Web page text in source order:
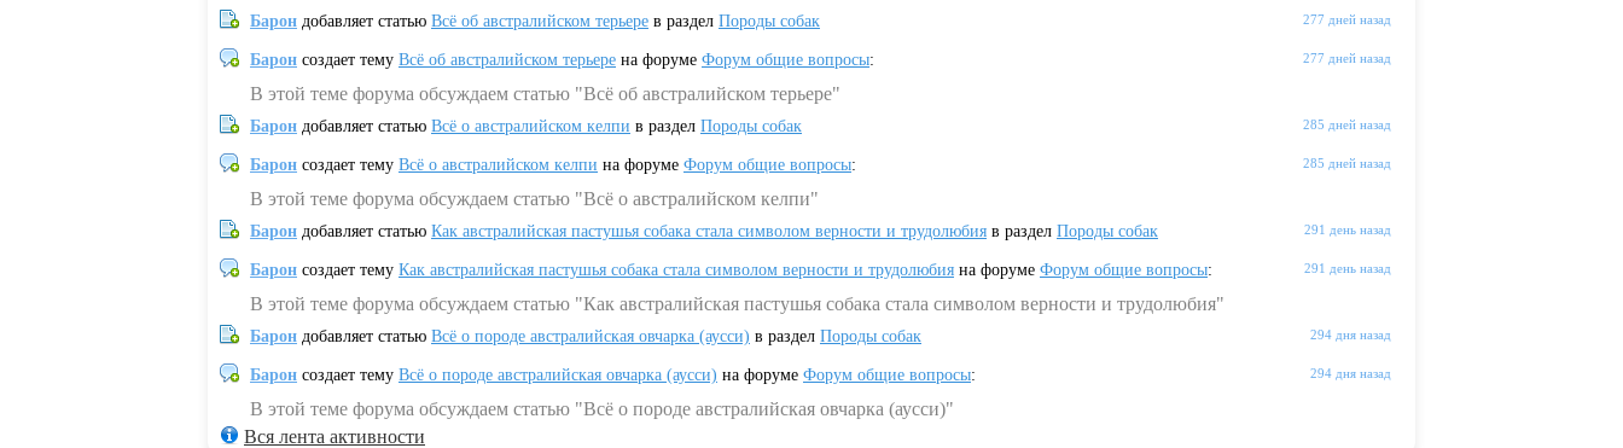
277 дней назад
Барон добавляет статью Всё об австралийском терьере в раздел Породы собак
277 дней назад
Барон создает тему Всё об австралийском терьере на форуме Форум общие вопросы:
В этой теме форума обсуждаем статью "Всё об австралийском терьере"
285 дней назад
Барон добавляет статью Всё о австралийском келпи в раздел Породы собак
285 дней назад
Барон создает тему Всё о австралийском келпи на форуме Форум общие вопросы:
В этой теме форума обсуждаем статью "Всё о австралийском келпи"
291 день назад
Барон добавляет статью Как австралийская пастушья собака стала символом верности и трудолюбия в раздел Породы собак
291 день назад
Барон создает тему Как австралийская пастушья собака стала символом верности и трудолюбия на форуме Форум общие вопросы:
В этой теме форума обсуждаем статью "Как австралийская пастушья собака стала символом верности и трудолюбия"
294 дня назад
Барон добавляет статью Всё о породе австралийская овчарка (аусси) в раздел Породы собак
294 дня назад
Барон создает тему Всё о породе австралийская овчарка (аусси) на форуме Форум общие вопросы:
В этой теме форума обсуждаем статью "Всё о породе австралийская овчарка (аусси)"
Вся лента активности